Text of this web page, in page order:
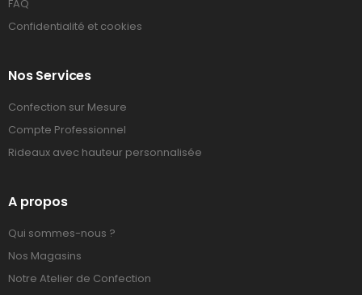
FAQ
Confidentialité et cookies
Nos Services
Confection sur Mesure
Compte Professionnel
Rideaux avec hauteur personnalisée
A propos
Qui sommes-nous ?
Nos Magasins
Notre Atelier de Confection